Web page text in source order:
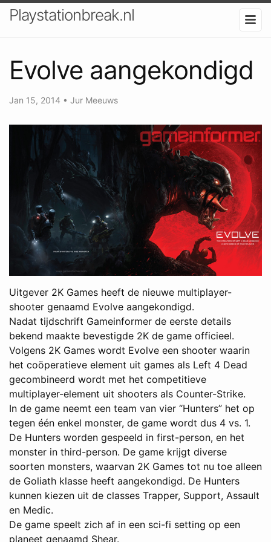
Playstationbreak.nl
Evolve aangekondigd
Jan 15, 2014 • Jur Meeuws
Uitgever 2K Games heeft de nieuwe multiplayer-
shooter genaamd Evolve aangekondigd.
Nadat tijdschrift Gameinformer de eerste details
bekend maakte bevestigde 2K de game officieel.
Volgens 2K Games wordt Evolve een shooter waarin
het coöperatieve element uit games als Left 4 Dead
gecombineerd wordt met het competitieve
multiplayer-element uit shooters als Counter-Strike.
In de game neemt een team van vier “Hunters” het op
tegen één enkel monster, de game wordt dus 4 vs. 1.
De Hunters worden gespeeld in first-person, en het
monster in third-person. De game krijgt diverse
soorten monsters, waarvan 2K Games tot nu toe alleen
de Goliath klasse heeft aangekondigd. De Hunters
kunnen kiezen uit de classes Trapper, Support, Assault
en Medic.
De game speelt zich af in een sci-fi setting op een
planeet genaamd Shear.